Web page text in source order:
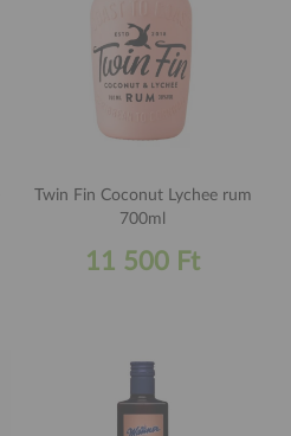
Twin Fin Coconut Lychee rum
700ml
11 500 Ft